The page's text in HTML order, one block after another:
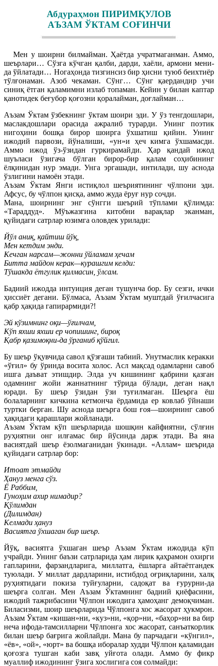
Абдураҳмон ПИРИМҚУЛОВ
АЪЗАМ ЎКТАМ СОҒИНЧИ
Мен у шоирни билмайман. Ҳаётда учратмаганман. Аммо,
шеърлари… Сўзга кўчган қалби, дарди, хаёли, армони мени-
да ўйлатади… Ногаҳонда тизгинсиз бир ҳисни туюб беихтиёр
тўлғонаман. Азоб чекаман. Сўнг… Сўнг қаердандир учи
синиқ ётган қаламимни излаб топаман. Кейин у билан каптар
қанотидек беғубор қоғозни қоралайман, доғлайман…
Аъзам Ўктам ўзбекнинг ўктам шоири эди. У ўз тенгдошлари,
маслакдошлари орасида ажралиб турарди. Унинг поэтик
нигоҳини бошқа бирор шоирга ўхшатиш қийин. Унинг
ижодий парвози, йўналиши, «ун»и ҳеч кимга ўхшамасди.
Аммо ижод ўз-ўзидан гуркирамайди. Ҳар қандай ижод
шуъласи ўзигача бўлган бирор-бир қалам соҳибининг
ёлқинидан нур эмади. Унга эргашади, интилади, шу аснода
ўзлигини намоён этади.
Аъзам Ўктам Янги истиқлол шеъриятининг чўлпони эди.
Афсус, бу чўлпон қисқа, аммо жуда ёруғ нур сочди.
Мана, шоирнинг энг сўнгги шеърий тўплами қўлимда:
«Тараддуд». Мўъжазгина китобни варақлар эканман,
қуйидаги сатрлар юзимга оловдек урилади:
Йўл аниқ, қайтиш йўқ,
Мен кетдим энди.
Кечган нарсам—жонни ўйламам ҳечам
Битта майдон керак—курашгим келди:
Тўшакда ётгулик қилмасин, ўлсам.
Бадиий ижодда интуиция деган тушунча бор. Бу сезги, ички
ҳиссиёт дегани. Бўлмаса, Аъзам Ўктам муштдай ўғилчасига
қабр ҳақида гапирармиди?!
Эй кўзимнинг оқи—ўғилчам,
Кўп яхши яхши ер чопишинг, бироқ
Қабр қазимоқни-да ўрганиб қўйгил.
Бу шеър ўқувчида савол қўзғаши табиий. Унутмаслик керакки
«ўғил» бу ўринда восита холос. Асл мақсад одамларни савоб
ишга даъват этишдир. Элда уч кишининг қабрини қазган
одамнинг жойи жаннатнинг тўрида бўлади, деган нақл
юради. Бу шеър ўзидан ўзи туғилмаган. Шеърга ёш
болаларнинг кичкина кетмонча ёрдамида ер ковлаб ўйнаши
туртки берган. Шу аснода шеърга бош ғоя—шоирнинг савоб
ҳақидаги қарашлари жойланади.
Аъзам Ўктам кўп шеърларида шошқин кайфиятни, сўлғин
руҳиятни онг илғамас бир йўсинда дарж этади. Ва яна
васиятдай шеър ёзолмаганидан ўкинади. «Аллам» шеърида
қуйидаги сатрлар бор:
Итоат этмайди
Ҳануз менга сўз.
Ё Раббим,
Гуноҳим ахир нимадир?
Қўлимдан
(Дилимдан)
Келмади ҳануз
Васиятга ўхшаган бир шеър.
Йўқ, васиятга ўхшаган шеър Аъзам Ўктам ижодида кўп
учрайди. Унинг баъзи сатрларида ҳам лирик қаҳрамон охирги
гапларини, фарзандларига, миллатга, ёшларга айтаётгандек
туюлади. У миллат дардларини, истибдод оғриқларини, халқ
руҳиятидаги покиза туйғуларни, садоқат ва ғурурни-да
шеърга солган. Мен Аъзам Ўктамнинг бадиий қиёфасини,
ижодий тажрибасини Чўлпон ижодига ҳамоҳанг демоқчиман.
Биласизми, шоир шеърларида Чўлпонга хос жасорат ҳукмрон.
Аъзам Ўктам «кишан»ни, «куз»ни, «қор»ни, «баҳор»ни ва бир
неча ифода-тамсилларни Чўлпонга хос жасорат, санъаткорлик
билан шеър бағрига жойлайди. Мана бу парчадаги «кўнгил»,
«ёв», «ой», «юрт» ва бошқа иборалар худди Чўлпон қаламидан
қоғозга тушган каби завқ уйғота олади. Аммо бу фикр
муаллиф ижодининг ўзига хослигига соя солмайди: